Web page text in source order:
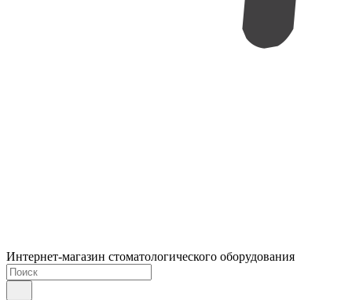
Интернет-магазин стоматологического оборудования